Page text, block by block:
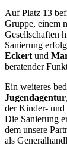
Auf Platz 13
Gruppe, einem
Gesellschaften
Sanierung
Eckert und
beratender
Ein weiteres
Jugendagentur
der Kinder- und
Die Sanierung
dem unsere
als